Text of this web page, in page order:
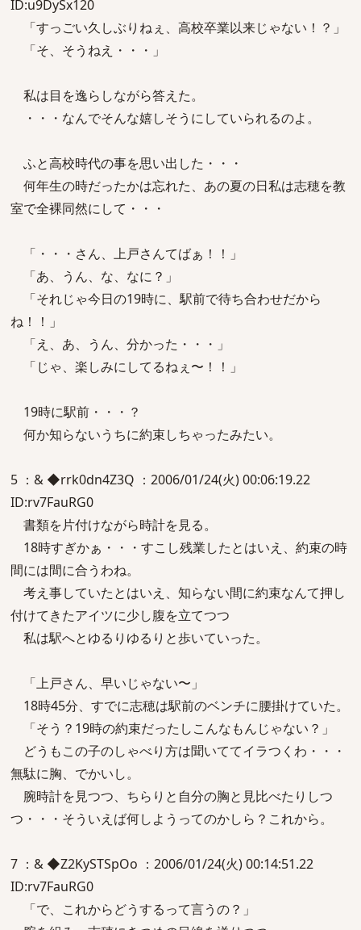
ID:u9DySx120
「すっごい久しぶりねぇ、高校卒業以来じゃない！？」
「そ、そうねえ・・・」
私は目を逸らしながら答えた。
・・・なんでそんな嬉しそうにしていられるのよ。
ふと高校時代の事を思い出した・・・
何年生の時だったかは忘れた、あの夏の日私は志穂を教
室で全裸同然にして・・・
「・・・さん、上戸さんてばぁ！！」
「あ、うん、な、なに？」
「それじゃ今日の19時に、駅前で待ち合わせだから
ね！！」
「え、あ、うん、分かった・・・」
「じゃ、楽しみにしてるねぇ〜！！」
19時に駅前・・・？
何か知らないうちに約束しちゃったみたい。
5 ：& ◆rrk0dn4Z3Q ：2006/01/24(火) 00:06:19.22
ID:rv7FauRG0
書類を片付けながら時計を見る。
18時すぎかぁ・・・すこし残業したとはいえ、約束の時
間には間に合うわね。
考え事していたとはいえ、知らない間に約束なんて押し
付けてきたアイツに少し腹を立てつつ
私は駅へとゆるりゆるりと歩いていった。
「上戸さん、早いじゃない〜」
18時45分、すでに志穂は駅前のベンチに腰掛けていた。
「そう？19時の約束だったしこんなもんじゃない？」
どうもこの子のしゃべり方は聞いててイラつくわ・・・
無駄に胸、でかいし。
腕時計を見つつ、ちらりと自分の胸と見比べたりしつ
つ・・・そういえば何しようってのかしら？これから。
7 ：& ◆Z2KySTSpOo ：2006/01/24(火) 00:14:51.22
ID:rv7FauRG0
「で、これからどうするって言うの？」